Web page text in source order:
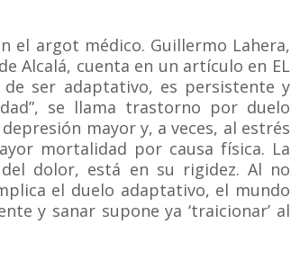
el argot médico. Guillermo Lahera,
Alcalá, cuenta en un artículo en EL
de ser adaptativo, es persistente y
se llama trastorno por duelo
mayor y, a veces, al estrés
mortalidad por causa física. La
dolor, está en su rigidez. Al no
el duelo adaptativo, el mundo
y sanar supone ya ‘traicionar’ al